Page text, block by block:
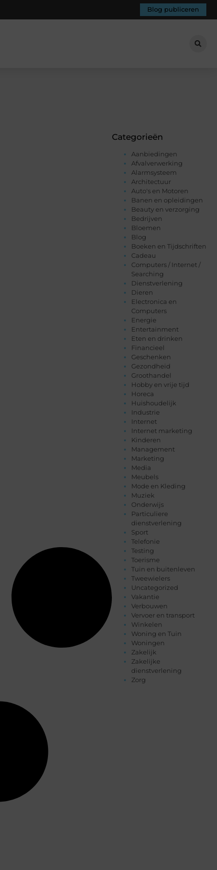
Blog publiceren
Categorieën
Aanbiedingen
Afvalverwerking
Alarmsysteem
Architectuur
Auto's en Motoren
Banen en opleidingen
Beauty en verzorging
Bedrijven
Bloemen
Blog
Boeken en Tijdschriften
Cadeau
Computers / Internet /
Searching
Dienstverlening
Dieren
Electronica en
Computers
Energie
Entertainment
Eten en drinken
Financieel
Geschenken
Gezondheid
Groothandel
Hobby en vrije tijd
Horeca
Huishoudelijk
Industrie
Internet
Internet marketing
Kinderen
Management
Marketing
Media
Meubels
Mode en Kleding
Muziek
Onderwijs
Particuliere
dienstverlening
Sport
Telefonie
Testing
Toerisme
Tuin en buitenleven
Tweewielers
Uncategorized
Vakantie
Verbouwen
Vervoer en transport
Winkelen
Woning en Tuin
Woningen
Zakelijk
Zakelijke
dienstverlening
Zorg